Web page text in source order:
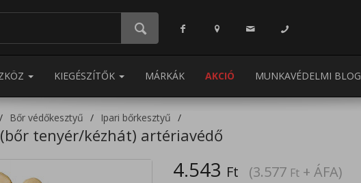
KIEGÉSZÍTŐK MÁRKÁK AKCIÓ MUNKAVÉDELMI BLOG
Bőr védőkesztyű Ipari bőrkesztyű
tenyér/kézhát) artériavédő
4.543 Ft (3.577 Ft + ÁFA)